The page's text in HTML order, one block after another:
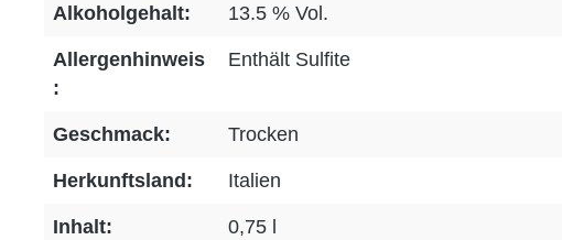
Alkoholgehalt: 13.5 % Vol.
Allergenhinweis
:
Enthält Sulfite
Geschmack: Trocken
Herkunftsland: Italien
Inhalt: 0,75 l